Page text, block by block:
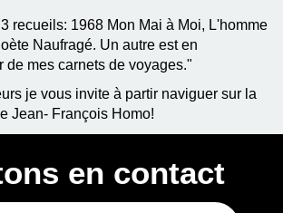
recueils: 1968 Mon Mai à Moi, L'homme
Naufragé. Un autre est en
de mes carnets de voyages."
je vous invite à partir naviguer sur la
Jean- François Homo!
en contact